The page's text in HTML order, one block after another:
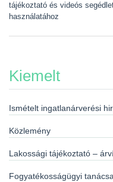
tájékoztató és videós
használatához
Kiemelt
Ismételt ingatlanárverési
Közlemény
Lakossági tájékoztató –
Fogyatékosságügyi